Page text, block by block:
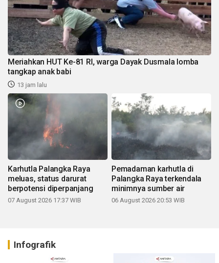
Meriahkan HUT Ke-81 RI, warga Dayak Dusmala lomba
tangkap anak babi
13 jam lalu
Karhutla Palangka Raya
meluas, status darurat
berpotensi diperpanjang
07 August 2026 17:37 WIB
Pemadaman karhutla di
Palangka Raya terkendala
minimnya sumber air
06 August 2026 20:53 WIB
Infografik